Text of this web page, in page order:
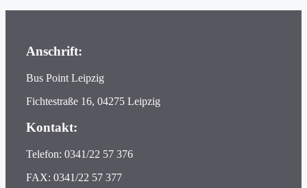
Anschrift:
Bus Point Leipzig
Fichtestraße 16, 04275 Leipzig
Kontakt:
Telefon: 0341/22 57 376
FAX: 0341/22 57 377